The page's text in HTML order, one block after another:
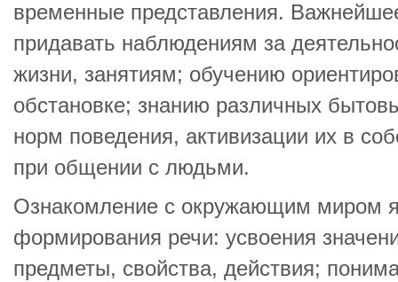
временные представления.
придавать наблюдениям за
жизни, занятиям; обучению
обстановке; знанию различных
норм поведения, активизации их в
при общении с людьми.
Ознакомление с окружающим миром
форми­рования речи: усвоения
предметы, свойства, действия;